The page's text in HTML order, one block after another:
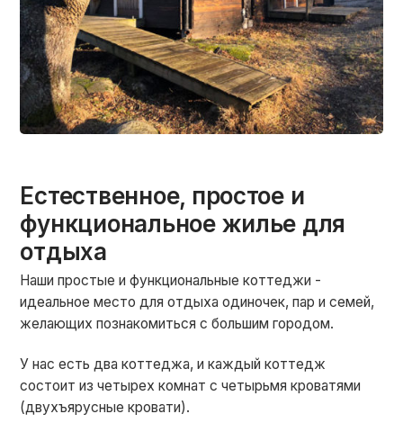
Естественное, простое и
функциональное жилье для
отдыха
Наши простые и функциональные коттеджи -
идеальное место для отдыха одиночек, пар и семей,
желающих познакомиться с большим городом.
У нас есть два коттеджа, и каждый коттедж
состоит из четырех комнат с четырьмя кроватями
(двухъярусные кровати).